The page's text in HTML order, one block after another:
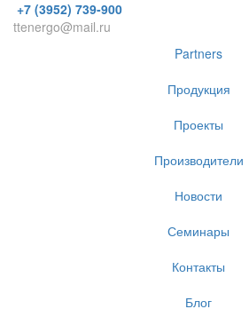
+7 (3952) 739-900
ttenergo@mail.ru
Partners
Продукция
Проекты
Производители
Новости
Семинары
Контакты
Блог